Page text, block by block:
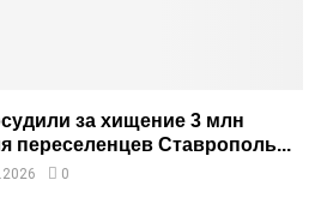
за хищение 3 млн
переселенцев Ставрополь...
0